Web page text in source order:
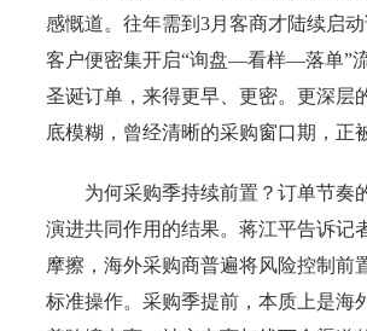
感慨道。往年需到3月客商才陆续启
客户便密集开启“询盘—看样—落单”
圣诞订单，来得更早、更密。更深层
底模糊，曾经清晰的采购窗口期，正
为何采购季持续前置？订单节奏
演进共同作用的结果。蒋江平告诉记
摩擦，海外采购商普遍将风险控制前
标准操作。采购季提前，本质上是海